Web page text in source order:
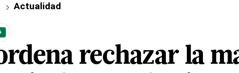
Actualidad
rechazar la